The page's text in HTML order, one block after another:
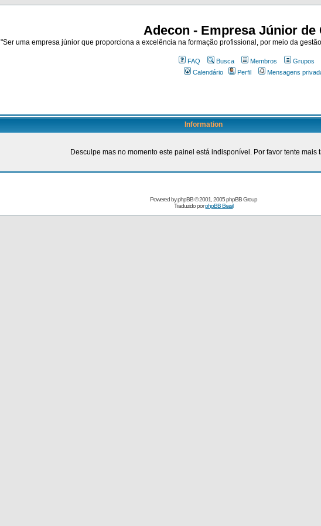
Adecon - Empresa Júnior de
"Ser uma empresa júnior que proporciona a excelência na formação profissional, por meio da
FAQ Busca Membros Grupos
Calendário
Perfil Mensagens
Information
Desculpe mas no momento este painel está indisponível. Por favor tente mais
Powered byphpBB© 2001, 2005 phpBB Group
Traduzido porphpBB Brasil